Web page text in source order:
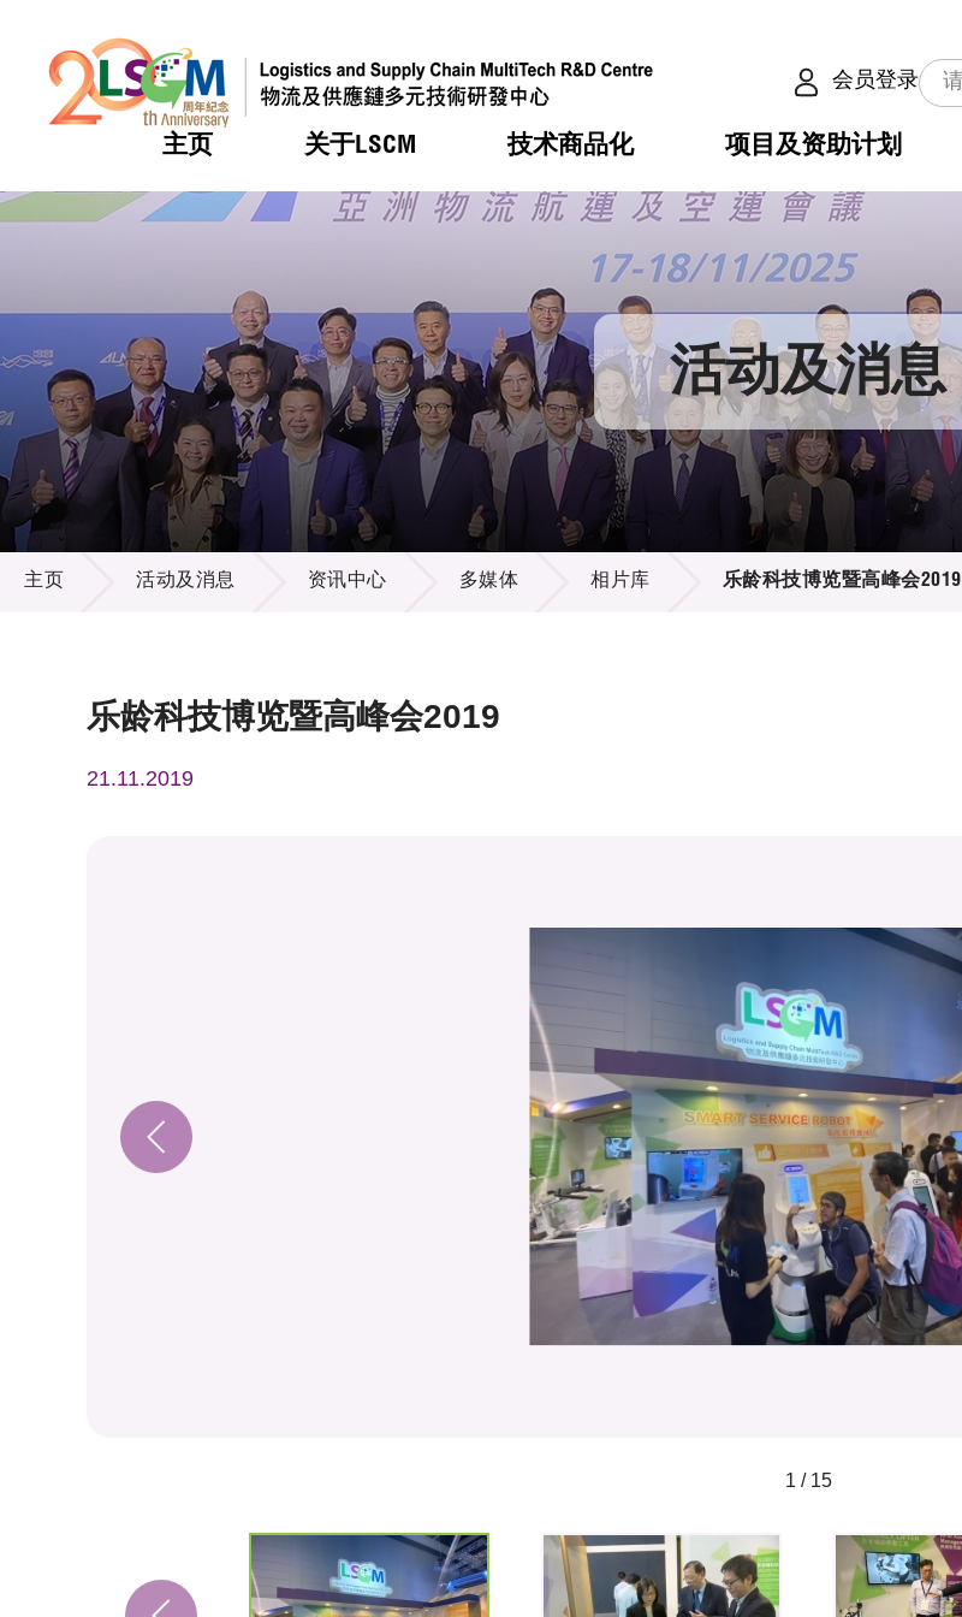
会员登录
主页 关于LSCM
热门 机构简介
组织架构
组织架构
董事局
研究顾问
招标通告
技术商品化
热门 服务
可获授权之技术
应用于公共服务之创新技术
重点项目
项目及资助计划
热门 合作计划
资助计划
资助计划
税务优惠
申请
评审
征求研发项目计划书
项目资料库
热门 活动
奖项
新闻中心
媒体报导
新闻稿
资讯中心
多媒体
出版刊物
热门 会籍及服务
会员列表
会员登入 活动及消息
活动及消息
主页 活动及消息 资讯中心 多媒体 相片库 乐龄科技博览暨高峰会2019
乐龄科技博览暨高峰会2019
21.11.2019
1 / 15